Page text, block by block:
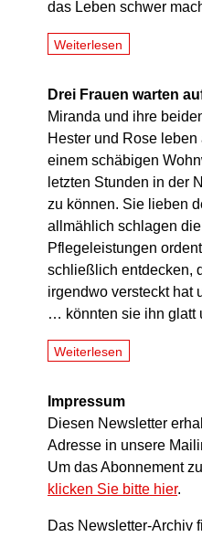
das Leben schwer
Weiterlesen
Drei Frauen warten
Miranda und ihre
Hester und Rose
einem schäbigen
letzten Stunden in der
zu können. Sie lieben
allmählich schlagen
Pflegeleistungen
schließlich entdecken,
irgendwo versteckt hat
… könnten sie ihn glatt
Weiterlesen
Impressum
Diesen Newsletter
Adresse in unsere
Um das Abonnement
klicken Sie bitte hier.
Das Newsletter-Archiv